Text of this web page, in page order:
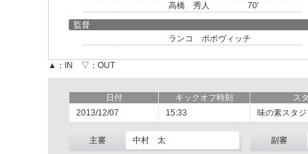
高橋 秀人
70'
監督
ランコ ポポヴィッチ
▲：IN ▽：OUT
日付 キックオフ時刻
ス
2013/12/07
15:33 味の素スタ
主審 中村 太 副審